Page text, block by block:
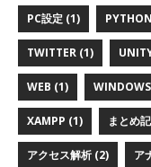
PC設定 (1)
TWITTER (1)
WEB (1)
XAMPP (1) まとめ
アクセス解析 (2) ア